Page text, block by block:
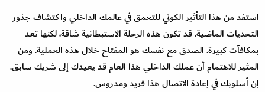
استفد من هذا التأثير الكوني للتعمق في عالمك الداخلي واكتشاف جذور
التحديات الماضية. قد تكون هذه الرحلة الاستبطانية شاقة، لكنها تعد
بمكافآت كبيرة. الصدق مع نفسك هو المفتاح خلال هذه العملية. ومن
المثير للاهتمام أن عملك الداخلي هذا العام قد يعيدك إلى شريك سابق.
إن أسلوبك في إعادة الاتصال هذا فريد ومدروس.